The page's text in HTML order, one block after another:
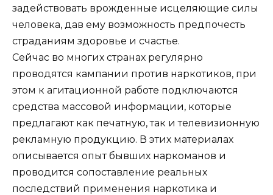
задействовать врожденные исцеляющие силы
человека, дав ему возможность предпочесть
страданиям здоровье и счастье.
Сейчас во многих странах регулярно
проводятся кампании против наркотиков, при
этом к агитационной работе подключаются
средства массовой информации, которые
предлагают как печатную, так и телевизионную
рекламную продукцию. В этих материалах
описывается опыт бывших наркоманов и
проводится сопоставление реальных
последствий применения наркотика и